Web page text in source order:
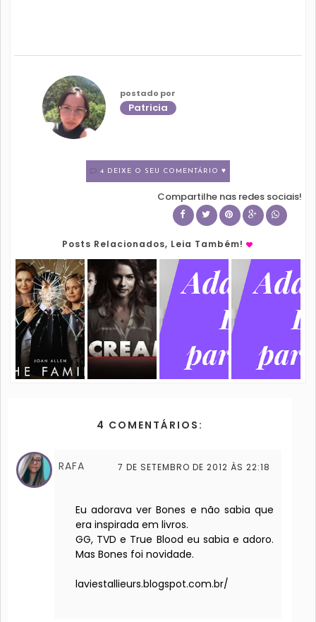
postado por
Patricia
4 DEIXE O SEU COMENTÁRIO ♥
Compartilhe nas redes sociais!
Posts Relacionados, Leia Também!
4 COMENTÁRIOS:
RAFA 7 DE SETEMBRO DE 2012 ÀS 22:18
Eu adorava ver Bones e não sabia que
era inspirada em livros.
GG, TVD e True Blood eu sabia e adoro.
Mas Bones foi novidade.
laviestallieurs.blogspot.com.br/